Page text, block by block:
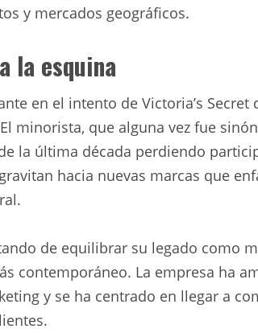
y mercados geográficos.
la esquina
en el intento de Victoria’s Secret
minorista, que alguna vez fue
la última década perdiendo
hacia nuevas marcas que
de equilibrar su legado como
contemporáneo. La empresa ha
y se ha centrado en llegar a